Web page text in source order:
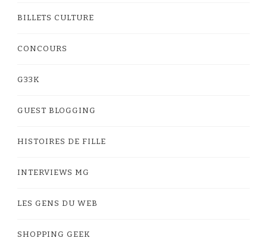
BILLETS CULTURE
CONCOURS
G33K
GUEST BLOGGING
HISTOIRES DE FILLE
INTERVIEWS MG
LES GENS DU WEB
SHOPPING GEEK